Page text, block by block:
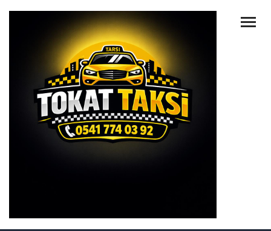
ANA SAYFA
HAKKIMIZDA
HIZMETLER
TAKSILERIMIZ
HABERLER